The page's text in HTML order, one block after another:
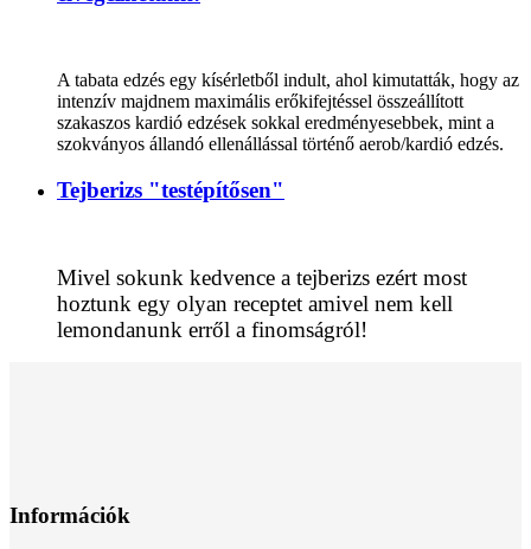
A tabata edzés egy kísérletből indult, ahol kimutatták, hogy az
intenzív majdnem maximális erőkifejtéssel összeállított
szakaszos kardió edzések sokkal eredményesebbek, mint a
szokványos állandó ellenállással történő aerob/kardió edzés.
Tejberizs "testépítősen"
Mivel sokunk kedvence a tejberizs ezért most
hoztunk egy olyan receptet amivel nem kell
lemondanunk erről a finomságról!
Információk